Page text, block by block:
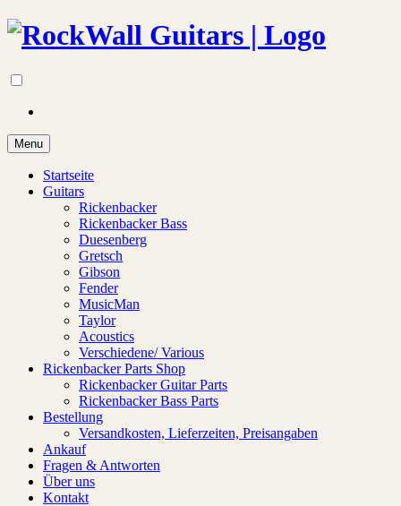
Menu
Startseite
Guitars
Rickenbacker
Rickenbacker Bass
Duesenberg
Gretsch
Gibson
Fender
MusicMan
Taylor
Acoustics
Verschiedene/ Various
Rickenbacker Parts Shop
Rickenbacker Guitar Parts
Rickenbacker Bass Parts
Bestellung
Versandkosten, Lieferzeiten, Preisangaben
Ankauf
Fragen & Antworten
Über uns
Kontakt